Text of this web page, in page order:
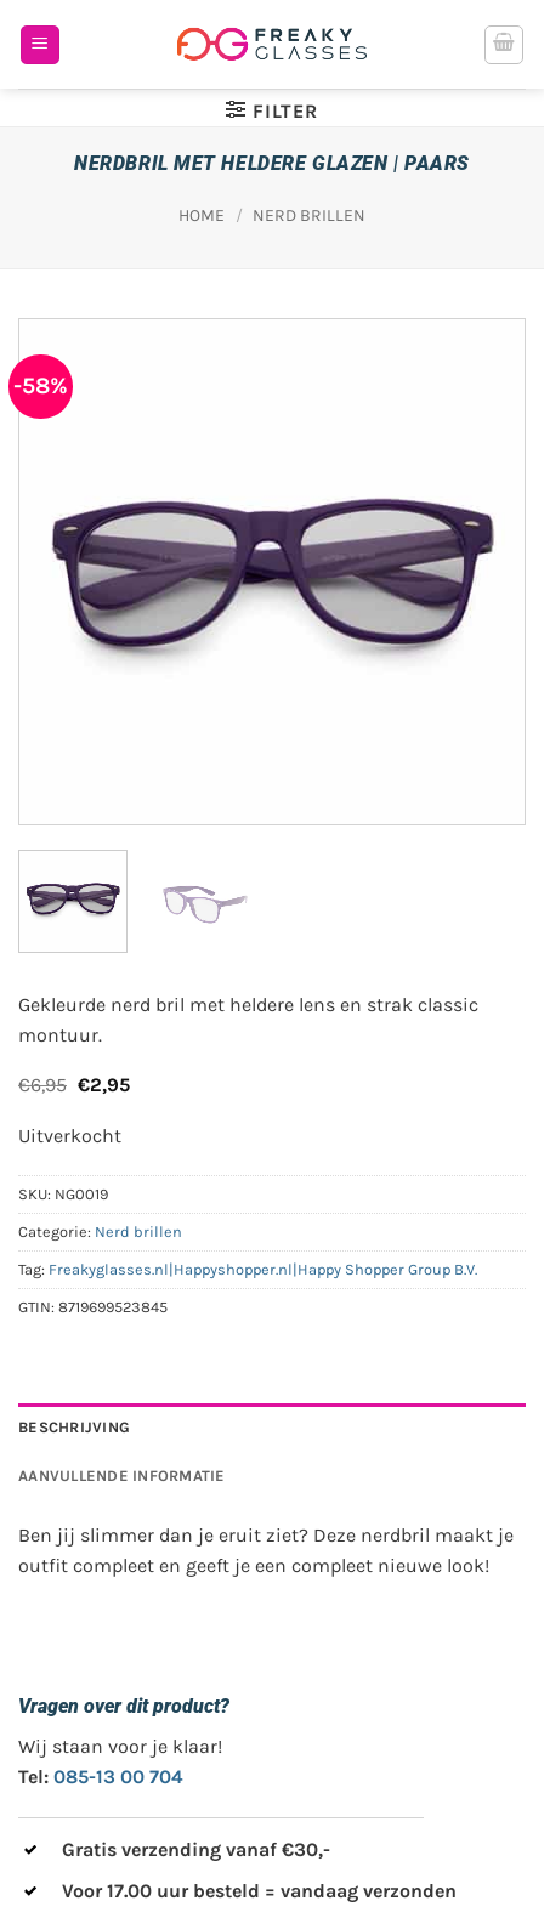
naar
FILTER
NERDBRIL MET HELDERE GLAZEN | PAARS
HOME / NERD BRILLEN
-58%
Gekleurde nerd bril met heldere lens en strak classic
montuur.
€6,95 Oorspronkelijke
€6,95.
€2,95Huidige
Uitverkocht
SKU: NG0019
Categorie: Nerd brillen
Tag: Freakyglasses.nl|Happyshopper.nl|Happy Shopper Group B.V.
GTIN: 8719699523845
BESCHRIJVING
AANVULLENDE INFORMATIE
Ben jij slimmer dan je eruit ziet? Deze nerdbril maakt je
outfit compleet en geeft je een compleet nieuwe look!
Vragen over dit product?
Wij staan voor je klaar!
Tel: 085-13 00 704
Gratis verzending vanaf €30,-
Voor 17.00 uur besteld = vandaag verzonden